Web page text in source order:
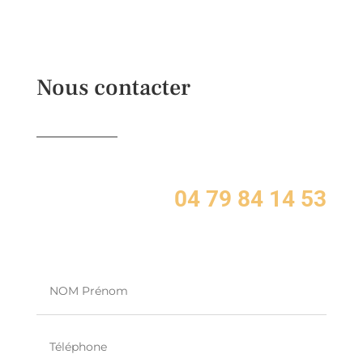
Nous contacter
04 79 84 14 53